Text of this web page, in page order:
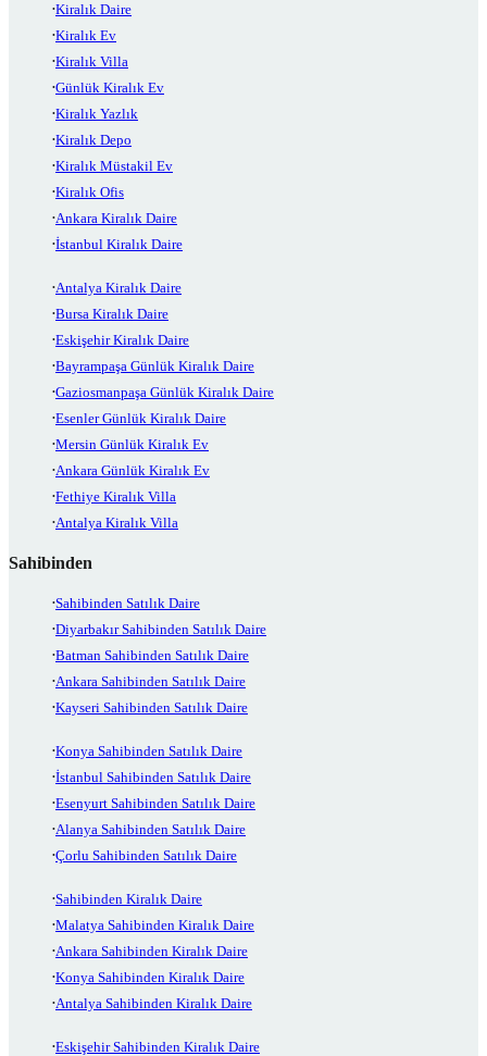
Kiralık Daire
Kiralık Ev
Kiralık Villa
Günlük Kiralık Ev
Kiralık Yazlık
Kiralık Depo
Kiralık Müstakil Ev
Kiralık Ofis
Ankara Kiralık Daire
İstanbul Kiralık Daire
Antalya Kiralık Daire
Bursa Kiralık Daire
Eskişehir Kiralık Daire
Bayrampaşa Günlük Kiralık Daire
Gaziosmanpaşa Günlük Kiralık Daire
Esenler Günlük Kiralık Daire
Mersin Günlük Kiralık Ev
Ankara Günlük Kiralık Ev
Fethiye Kiralık Villa
Antalya Kiralık Villa
Sahibinden
Sahibinden Satılık Daire
Diyarbakır Sahibinden Satılık Daire
Batman Sahibinden Satılık Daire
Ankara Sahibinden Satılık Daire
Kayseri Sahibinden Satılık Daire
Konya Sahibinden Satılık Daire
İstanbul Sahibinden Satılık Daire
Esenyurt Sahibinden Satılık Daire
Alanya Sahibinden Satılık Daire
Çorlu Sahibinden Satılık Daire
Sahibinden Kiralık Daire
Malatya Sahibinden Kiralık Daire
Ankara Sahibinden Kiralık Daire
Konya Sahibinden Kiralık Daire
Antalya Sahibinden Kiralık Daire
Eskişehir Sahibinden Kiralık Daire